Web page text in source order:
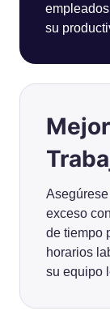
su
exceso
de tiempo
horarios
su equipo